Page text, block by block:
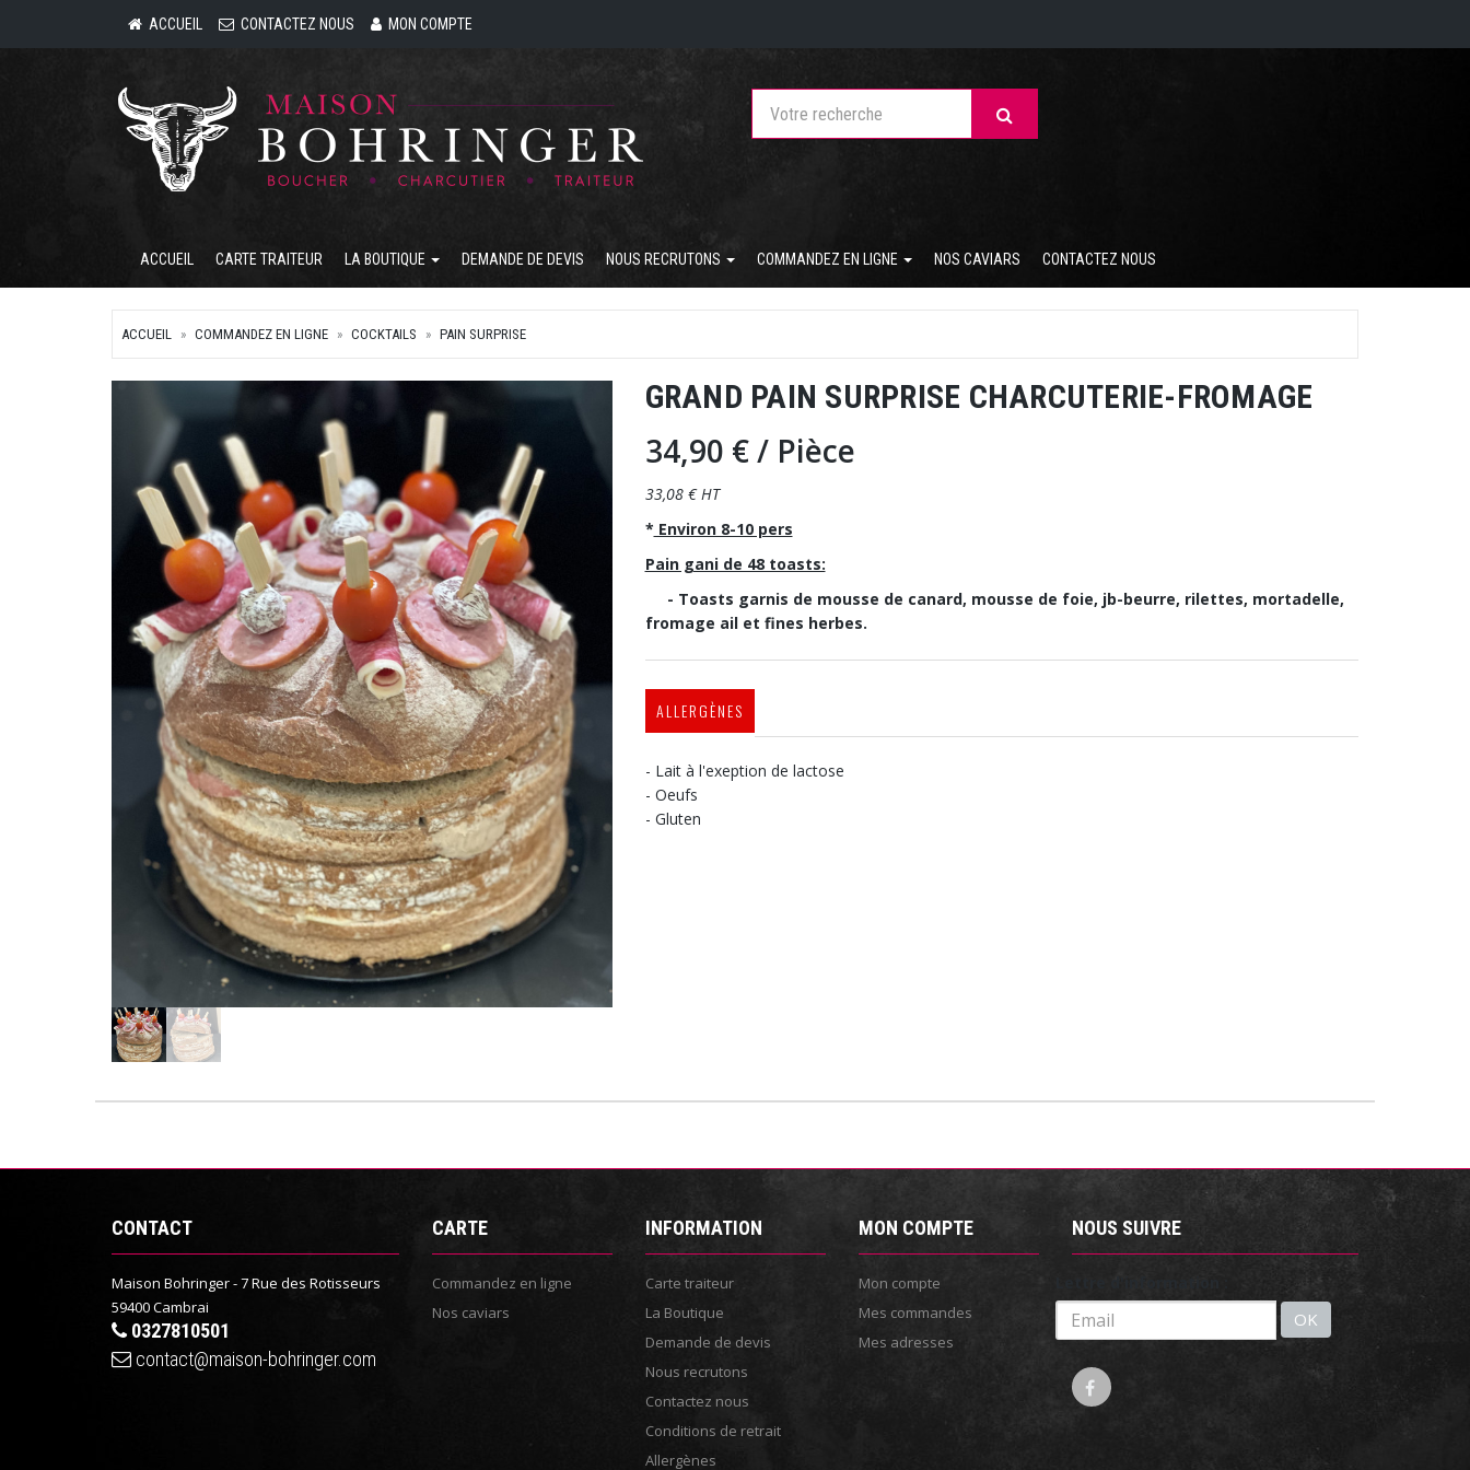
ACCUEIL CONTACTEZ NOUS MON COMPTE
ACCUEIL CARTE TRAITEUR LA BOUTIQUE DEMANDE DE DEVIS NOUS RECRUTONS COMMANDEZ EN LIGNE NOS CAVIARS CONTACTEZ NOUS
ACCUEIL COMMANDEZ EN LIGNE COCKTAILS PAIN SURPRISE
GRAND PAIN SURPRISE CHARCUTERIE-FROMAGE
34,90 €/ Pièce
33,08 € HT
* Environ 8-10 pers
Pain gani de 48 toasts:
- Toasts garnis de mousse de canard, mousse de foie, jb-beurre, rilettes, mortadelle,
fromage ail et fines herbes.
ALLERGÈNES
- Lait à l'exeption de lactose
- Oeufs
- Gluten
CONTACT
Maison Bohringer - 7 Rue des Rotisseurs
59400 Cambrai
0327810501
contact@maison-bohringer.com
CARTE
Commandez en ligne
Nos caviars
INFORMATION
Carte traiteur
La Boutique
Demande de devis
Nous recrutons
Contactez nous
Conditions de retrait
Allergènes
MON COMPTE
Mon compte
Mes commandes
Mes adresses
NOUS SUIVRE
OK